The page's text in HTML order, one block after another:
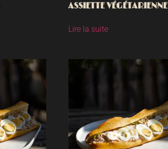
ASSIETTE VÉGÉTARIENNE
Lire la suite